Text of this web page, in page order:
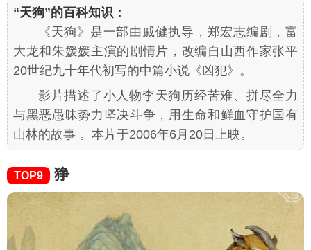
“天狗”的百科知识：
《天狗》是一部由戚健执导，郑宏志编剧，富
大龙和朱媛媛主演的剧情片，改编自山西作家张平
20世纪九十年代初写的中篇小说《凶犯》。
影片描述了小人物李天狗历经苦难、拼尽全力
与黑恶愚昧势力坚决斗争，用生命和鲜血守护国有
山林的故事 。本片于2006年6月20日上映。
TOP9 狰